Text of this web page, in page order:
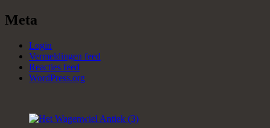
Meta
Login
Vermeldingen feed
Reacties feed
WordPress.org